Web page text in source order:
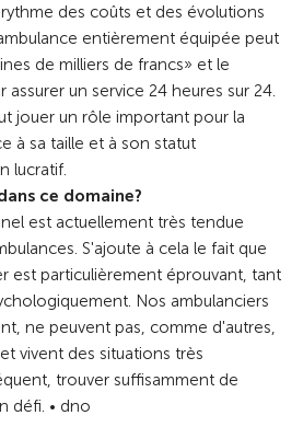
des coûts et des évolutions
entièrement équipée peut
de milliers de francs» et le
un service 24 heures sur 24.
jouer un rôle important pour la
à sa taille et à son statut
lucratif.
ce domaine?
est actuellement très tendue
S'ajoute à cela le fait que
est particulièrement éprouvant, tant
Nos ambulanciers
ne peuvent pas, comme d'autres,
et vivent des situations très
trouver suffisamment de
défi. • dno